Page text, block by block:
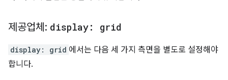
제공업체: display: grid
display: grid 에서는 다음 세 가지 측면을 별도로 설정해야
합니다.